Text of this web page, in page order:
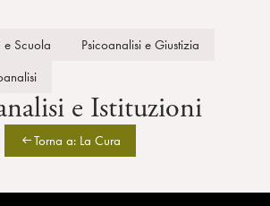
Torna a: La Cura
e Istituzioni
e Scuola
Psicoanalisi e Giustizia